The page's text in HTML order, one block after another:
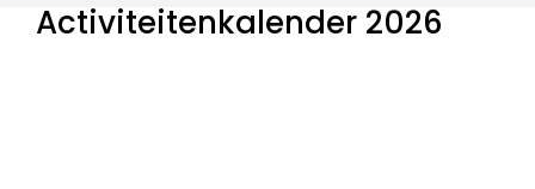
Activiteitenkalender 2026